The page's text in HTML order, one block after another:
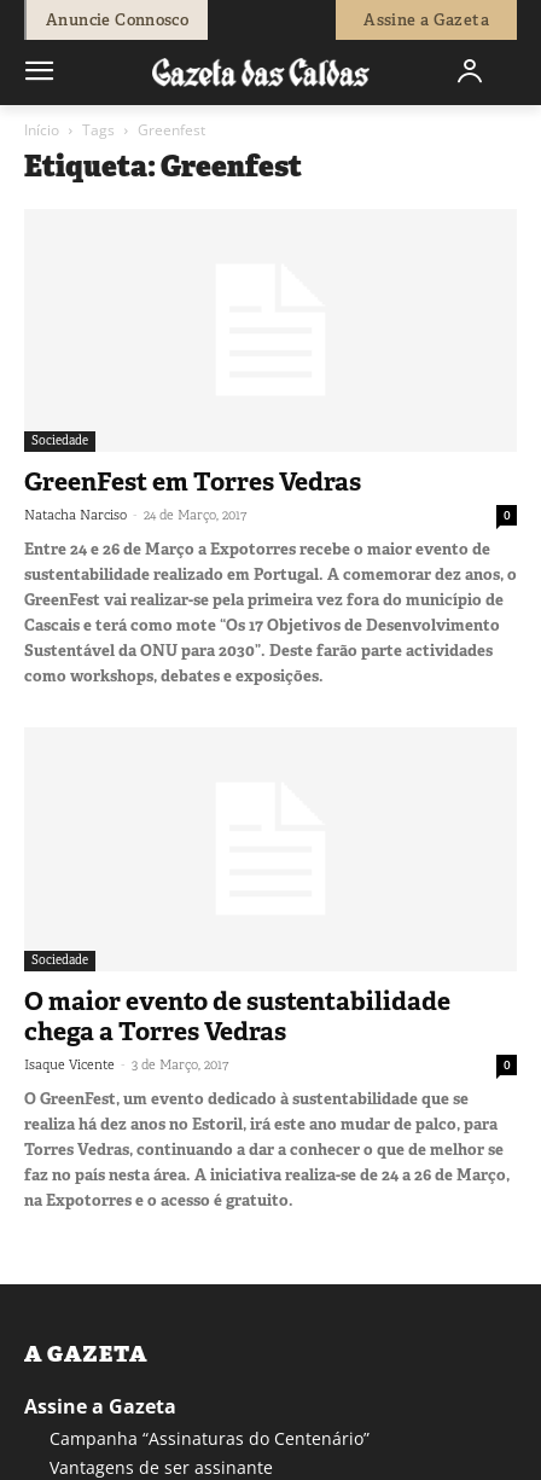
Anuncie Connosco Assine a Gazeta
Início Tags Greenfest
Etiqueta: Greenfest
Sociedade
GreenFest em Torres Vedras
Natacha Narciso - 24 de Março, 2017 0
Entre 24 e 26 de Março a Expotorres recebe o maior evento de
sustentabilidade realizado em Portugal. A comemorar dez anos, o
GreenFest vai realizar-se pela primeira vez fora do município de
Cascais e terá como mote “Os 17 Objetivos de Desenvolvimento
Sustentável da ONU para 2030”. Deste farão parte actividades
como workshops, debates e exposições.
Sociedade
O maior evento de sustentabilidade
chega a Torres Vedras
Isaque Vicente - 3 de Março, 2017 0
O GreenFest, um evento dedicado à sustentabilidade que se
realiza há dez anos no Estoril, irá este ano mudar de palco, para
Torres Vedras, continuando a dar a conhecer o que de melhor se
faz no país nesta área. A iniciativa realiza-se de 24 a 26 de Março,
na Expotorres e o acesso é gratuito.
A GAZETA
Assine a Gazeta
Campanha “Assinaturas do Centenário”
Vantagens de ser assinante